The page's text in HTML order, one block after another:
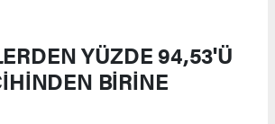
YÜZDE 94,53'Ü
BİRİNE